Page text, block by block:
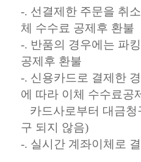
-. 선결제한 주문을 취
체 수수료 공제후 환불
-. 반품의 경우에는 파
공제후 환불
-. 신용카드로 결제한
에 따라 이체 수수료공
카드사로부터 대금청
구 되지 않음)
-. 실시간 계좌이체로